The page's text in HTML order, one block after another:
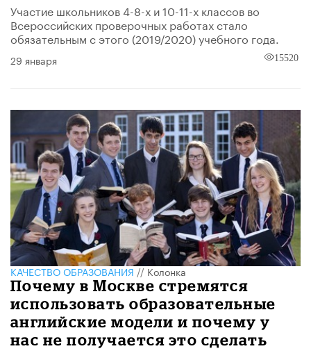
Участие школьников 4-8-х и 10-11-х классов во
Всероссийских проверочных работах стало
обязательным с этого (2019/2020) учебного года.
29 января 15520
КАЧЕСТВО ОБРАЗОВАНИЯ//Колонка
Почему в Москве стремятся
использовать образовательные
английские модели и почему у
нас не получается это сделать